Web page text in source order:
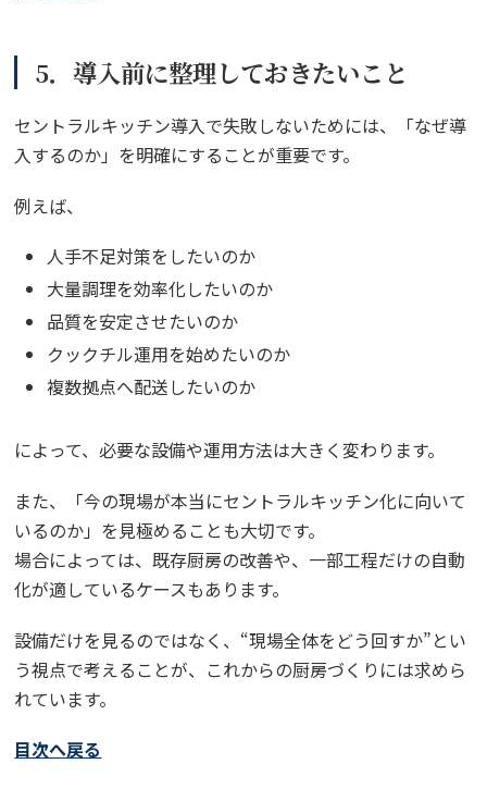
5．導入前に整理しておきたいこと
セントラルキッチン導入で失敗しないためには、「なぜ導
入するのか」を明確にすることが重要です。
例えば、
人手不足対策をしたいのか
大量調理を効率化したいのか
品質を安定させたいのか
クックチル運用を始めたいのか
複数拠点へ配送したいのか
によって、必要な設備や運用方法は大きく変わります。
また、「今の現場が本当にセントラルキッチン化に向いて
いるのか」を見極めることも大切です。
場合によっては、既存厨房の改善や、一部工程だけの自動
化が適しているケースもあります。
設備だけを見るのではなく、“現場全体をどう回すか”とい
う視点で考えることが、これからの厨房づくりには求めら
れています。
目次へ戻る